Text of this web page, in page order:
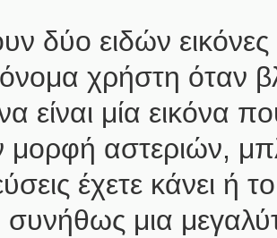
δύο ειδών
χρήστη όταν
είναι μία εικόνα
μορφή αστεριών,
έχετε κάνει
μια